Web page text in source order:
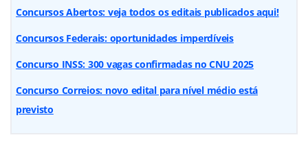
Concursos Abertos: veja todos os editais publicados aqui!
Concursos Federais: oportunidades imperdíveis
Concurso INSS: 300 vagas confirmadas no CNU 2025
Concurso Correios: novo edital para nível médio está
previsto